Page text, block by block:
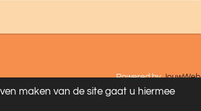
maken van de site gaat u hiermee
Powered byJouwWeb